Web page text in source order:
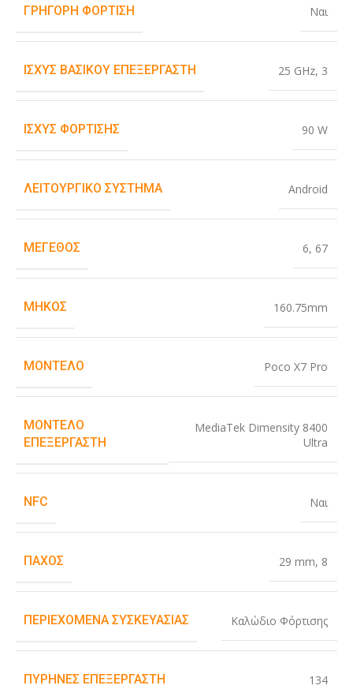
ΓΡΉΓΟΡΗ ΦΌΡΤΙΣΗ Ναι
ΙΣΧΎΣ ΒΑΣΙΚΟΎ ΕΠΕΞΕΡΓΑΣΤΉ 25 GHz, 3
ΙΣΧΎΣ ΦΌΡΤΙΣΗΣ 90 W
ΛΕΙΤΟΥΡΓΙΚΌ ΣΎΣΤΗΜΑ Android
ΜΈΓΕΘΟΣ 6, 67
ΜΉΚΟΣ 160.75mm
ΜΟΝΤΈΛΟ Poco X7 Pro
ΜΟΝΤΈΛΟ
ΕΠΕΞΕΡΓΑΣΤΉ
MediaTek Dimensity 8400
Ultra
NFC Ναι
ΠΆΧΟΣ 29 mm, 8
ΠΕΡΙΕΧΌΜΕΝΑ ΣΥΣΚΕΥΑΣΊΑΣ Καλώδιο Φόρτισης
ΠΥΡΉΝΕΣ ΕΠΕΞΕΡΓΑΣΤΉ 134